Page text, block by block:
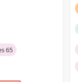
65